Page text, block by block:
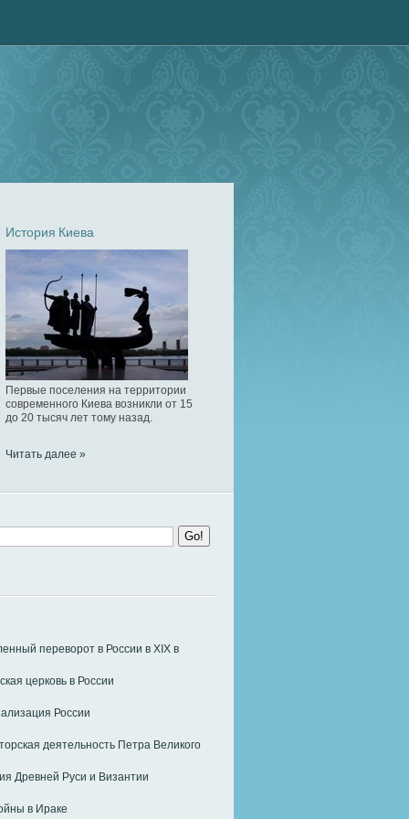
История Киева
Первые поселения на территории
современного Киева возникли от 15
до 20 тысяч лет тому назад.
Читать далее »
переворот в России в ХIХ в
церковь в России
России
деятельность Петра Великого
Древней Руси и Византии
в Ираке